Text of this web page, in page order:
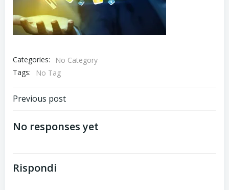
Categories:
No Category
Tags:
No Tag
Post
navigation
Previous post
No responses yet
Rispondi